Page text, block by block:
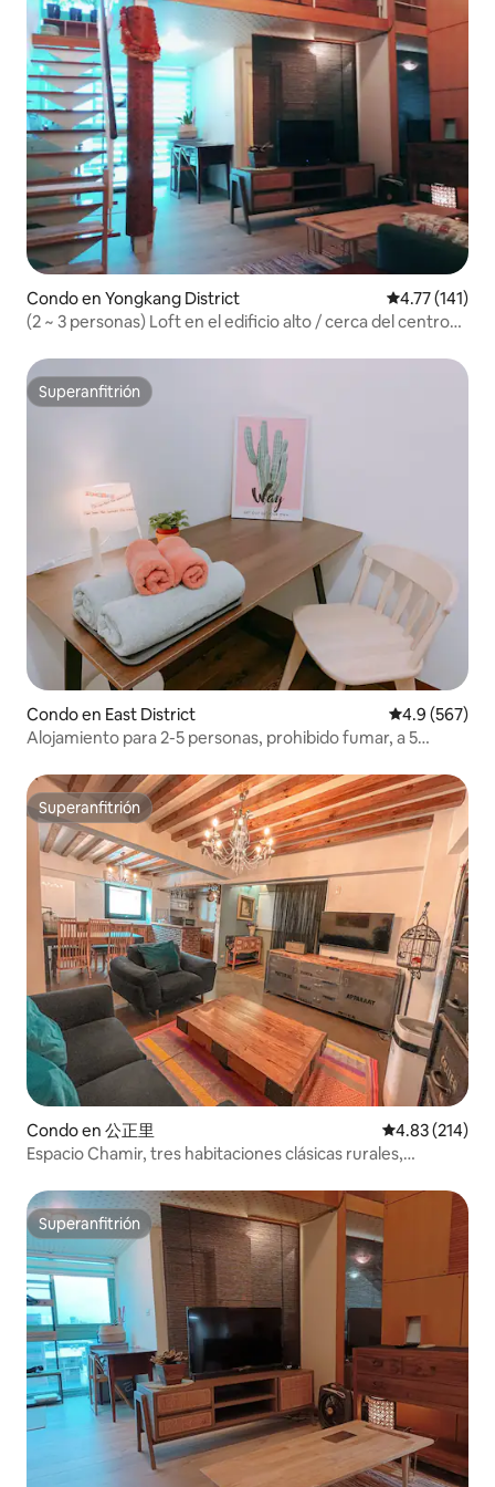
Condo en Yongkang District Calificación
4.77 (141)
(2 ~ 3 personas) Loft en el edificio alto / cerca del centro
Superanfitrión
Superanfitrión
Condo en East District Calificación
4.9 (567)
Alojamiento para 2-5 personas, prohibido fumar, a 5
reforzada, comunidad tranquila, prohibidas las fiestas
Superanfitrión
Superanfitrión
Condo en 公正里 Calificación
4.83 (214)
Espacio Chamir, tres habitaciones clásicas rurales,
de tren de Tainan, apartamento con ascensor
Superanfitrión
Superanfitrión